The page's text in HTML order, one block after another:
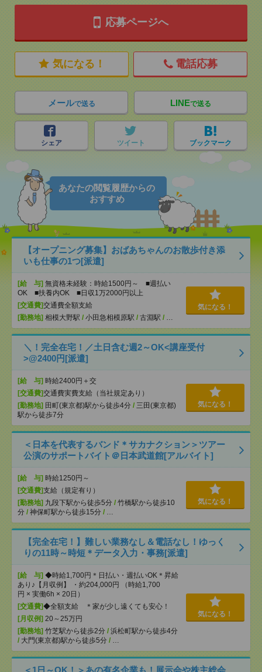
応募ページへ
気になる！ 電話応募
メールで送る LINEで送る
シェア ツイート ブックマーク
あなたの閲覧履歴からの
おすすめ
【オープニング募集】おばあちゃんのお散歩付き添
いも仕事の1つ[派遣]
[給 与] 無資格未経験：時給1500円～ ■週払い
OK ■扶養内OK ■日収1万2000円以上
[交通費]交通費全額支給
[勤務地] 相模大野駅 / 小田急相模原駅 / 古淵駅 / …
気になる！
＼！完全在宅！／土日含む週2～OK<講座受付
>@2400円[派遣]
[給 与] 時給2400円＋交
[交通費]交通費実費支給（当社規定あり）
[勤務地] 田町(東京都)駅から徒歩4分 / 三田(東京都)
駅から徒歩7分
気になる！
＜日本を代表するバンド＊サカナクション＞ツアー
公演のサポートバイト＠日本武道館[アルバイト]
[給 与] 時給1250円～
[交通費]支給（規定有り）
[勤務地] 九段下駅から徒歩5分 / 竹橋駅から徒歩10
分 / 神保町駅から徒歩15分 / …
気になる！
【完全在宅！】難しい業務なし＆電話なし！ゆっく
りの11時～時短＊データ入力・事務[派遣]
[給 与] ◆時給1,700円＊日払い・週払いOK＊昇給
あり♪【月収例】 ・約204,000円 （時給1,700
円 × 実働6h × 20日）
[交通費]◆全額支給 ＊家が少し遠くても安心！
[月収例] 20～25万円
[勤務地] 竹芝駅から徒歩2分 / 浜松町駅から徒歩4分
/ 大門(東京都)駅から徒歩5分 / …
気になる！
＜1日～OK！＞あの有名企業も！展示会や株主総会